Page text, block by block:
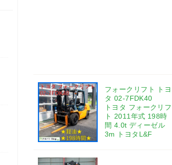
フォークリフト トヨ
タ 02-7FDK40
トヨタ フォークリフ
ト 2011年式 198時
間 4.0t ディーゼル
3m トヨタL&F